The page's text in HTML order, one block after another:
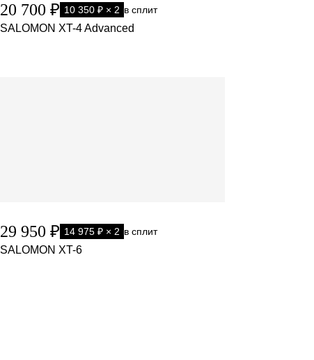
20 700 ₽ 10 350 ₽ × 2 в сплит
SALOMON XT-4 Advanced
29 950 ₽ 14 975 ₽ × 2 в сплит
SALOMON XT-6